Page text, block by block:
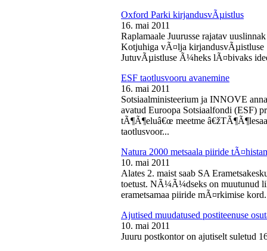
Oxford Parki kirjandusvÃµistlus
16. mai 2011
Raplamaale Juurusse rajatav
Kotjuhiga vÃ¤lja
JutuvÃµistluse Ã¼heks lÃ¤bivaks
ESF taotlusvooru avanemine
16. mai 2011
Sotsiaalministeerium ja INNOVE
avatud Euroopa Sotsiaalfondi (ESF)
tÃ¶Ã¶eluâ€œ meetme
taotlusvoor...
Natura 2000 metsaala piiride
10. mai 2011
Alates 2. maist saab SA
toetust. NÃ¼Ã¼dseks on muutunud
erametsamaa piiride mÃ¤rkimise
Ajutised muudatused postiteenuse
10. mai 2011
Juuru postkontor on ajutiselt suletud